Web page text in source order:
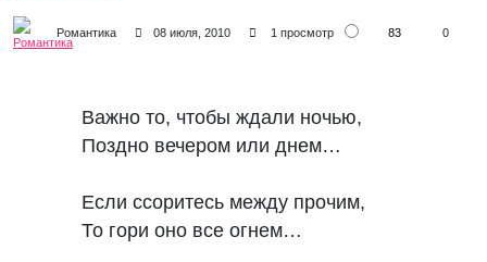
Романтика 08 июля, 2010 1 просмотр 83 0
Важно то, чтобы ждали ночью,
Поздно вечером или днем…
Если ссоритесь между прочим,
То гори оно все огнем…